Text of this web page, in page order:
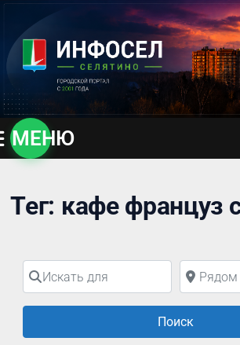
содержимому
МЕНЮ
Тег: кафе француз
Искать для Рядом
ПоискПоиск